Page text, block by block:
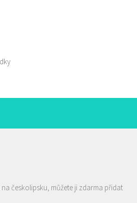
českolipsku, můžete ji zdarma přidat